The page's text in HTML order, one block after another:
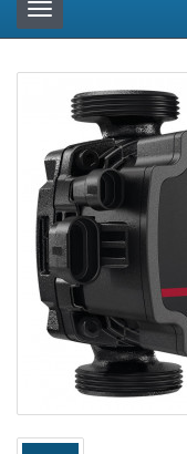
Toggle navigation